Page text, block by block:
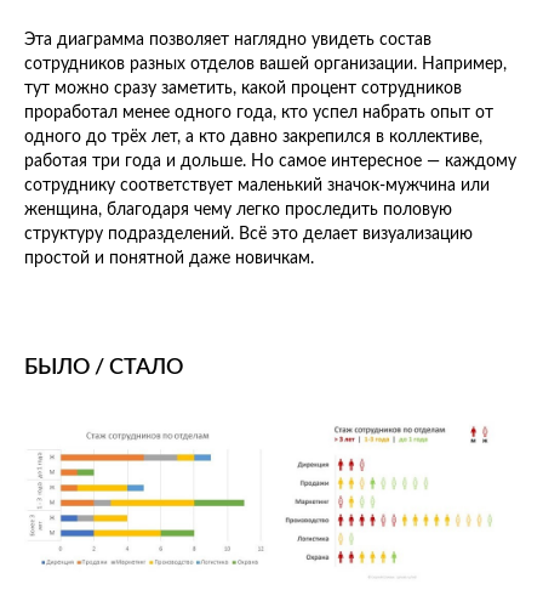
Эта диаграмма позволяет наглядно увидеть состав
сотрудников разных отделов вашей организации. Например,
тут можно сразу заметить, какой процент сотрудников
проработал менее одного года, кто успел набрать опыт от
одного до трёх лет, а кто давно закрепился в коллективе,
работая три года и дольше. Но самое интересное — каждому
сотруднику соответствует маленький значок-мужчина или
женщина, благодаря чему легко проследить половую
структуру подразделений. Всё это делает визуализацию
простой и понятной даже новичкам.
БЫЛО / СТАЛО